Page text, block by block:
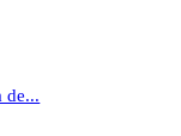
de...